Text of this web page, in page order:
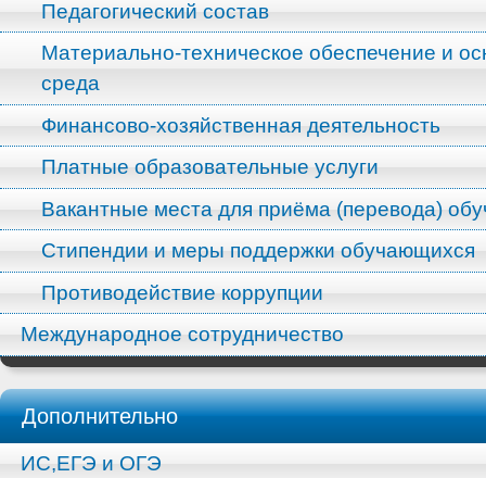
Педагогический состав
Материально-техническое обеспечение и
среда
Финансово-хозяйственная деятельность
Платные образовательные услуги
Вакантные места для приёма (перевода)
Стипендии и меры поддержки обучающихся
Противодействие коррупции
Международное сотрудничество
Дополнительно
ИС,ЕГЭ и ОГЭ